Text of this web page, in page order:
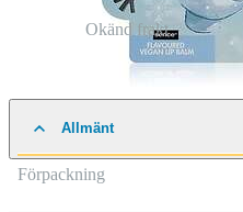
Okänd frakt
Allmänt
Förpackning